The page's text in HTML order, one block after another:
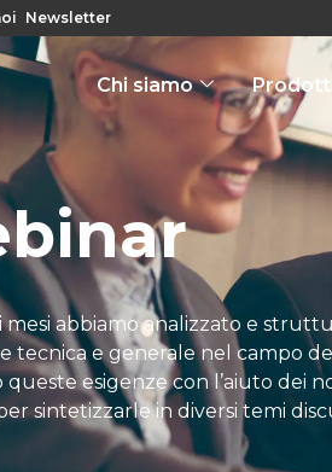
Newsletter
Chi siamo
mesi abbiamo analizzato e
tecnica e generale nel campo
esigenze con l’aiuto dei
sintetizzarle in diversi temi